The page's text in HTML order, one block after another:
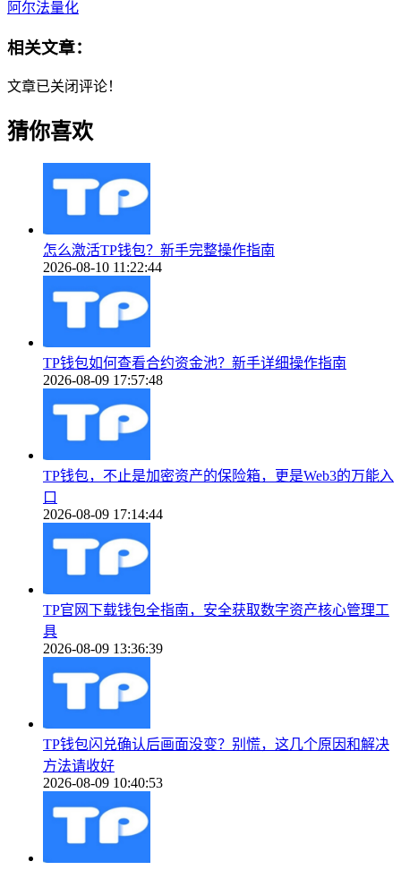
阿尔法量化
相关文章：
文章已关闭评论！
猜你喜欢
怎么激活TP钱包？新手完整操作指南
2026-08-10 11:22:44
TP钱包如何查看合约资金池？新手详细操作指南
2026-08-09 17:57:48
TP钱包，不止是加密资产的保险箱，更是Web3的万能入
口
2026-08-09 17:14:44
TP官网下载钱包全指南，安全获取数字资产核心管理工
具
2026-08-09 13:36:39
TP钱包闪兑确认后画面没变？别慌，这几个原因和解决
方法请收好
2026-08-09 10:40:53